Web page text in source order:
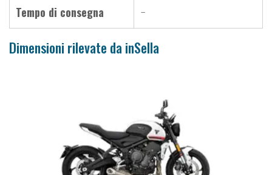
Tempo di consegna -
Dimensioni rilevate da inSella